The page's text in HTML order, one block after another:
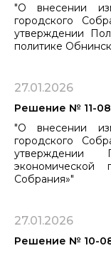
"О внесении
городского
утверждении
политике
27.01.2026
Решение № 11-08
"О внесении
городского
экономической
Собрания»"
27.01.2026
Решение № 10-